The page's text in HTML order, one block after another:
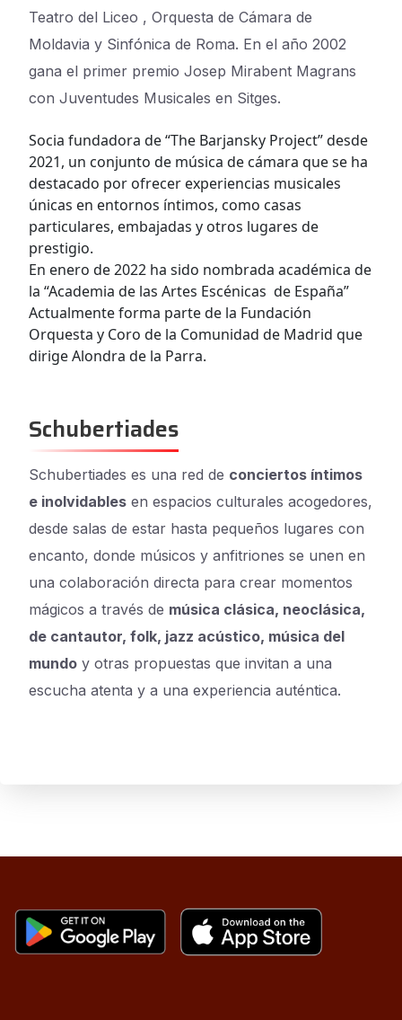
Teatro del Liceo , Orquesta de Cámara de
Moldavia y Sinfónica de Roma. En el año 2002
gana el primer premio Josep Mirabent Magrans
con Juventudes Musicales en Sitges.
Socia fundadora de “The Barjansky Project” desde
2021, un conjunto de música de cámara que se ha
destacado por ofrecer experiencias musicales
únicas en entornos íntimos, como casas
particulares, embajadas y otros lugares de
prestigio.
En enero de 2022 ha sido nombrada académica de
la “Academia de las Artes Escénicas de España”
Actualmente forma parte de la Fundación
Orquesta y Coro de la Comunidad de Madrid que
dirige Alondra de la Parra.
Schubertiades
Schubertiades es una red de conciertos íntimos
e inolvidables en espacios culturales acogedores,
desde salas de estar hasta pequeños lugares con
encanto, donde músicos y anfitriones se unen en
una colaboración directa para crear momentos
mágicos a través de música clásica, neoclásica,
de cantautor, folk, jazz acústico, música del
mundo y otras propuestas que invitan a una
escucha atenta y a una experiencia auténtica.